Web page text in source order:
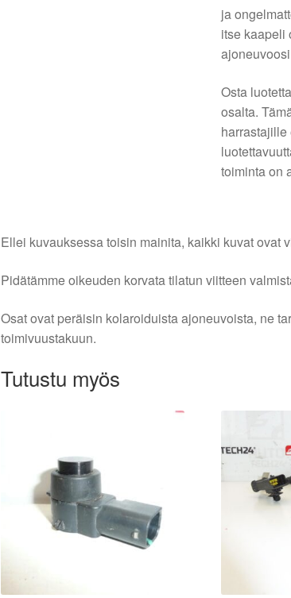
ja
itse kaapeli
Osta
osalta.
toiminta on
Ellei kuvauksessa toisin mainita, kaikki kuvat ovat
Pidätämme oikeuden korvata tilatun viitteen
Osat ovat peräisin kolaroiduista ajoneuvoista, ne
toimivuustakuun.
Tutustu myös